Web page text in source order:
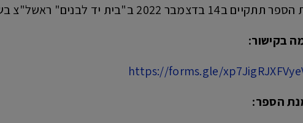
בדצמבר 2022 ב"בית יד לבנים" ראשל"צ בשעה 17:00-19:30
בקישור:
https://forms.gle/
הספר: